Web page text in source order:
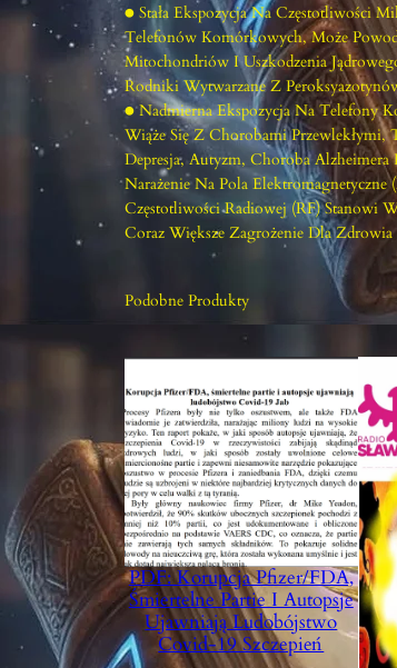
● Stała Ekspozycja Na Częstotliwości
Telefonów Komórkowych, Może
Mitochondriów I Uszkodzenia
Rodniki Wytwarzane Z
● Nadmierna Ekspozycja Na Telefony
Wiąże Się Z Chorobami Przewlekłymi,
Depresja, Autyzm, Choroba Alzheimera
Narażenie Na Pola
Częstotliwości Radiowej (RF) Stanowi
Coraz Większe Zagrożenie Dla Zdrowia
Podobne Produkty
PDF: Korupcja Pfizer/FDA,
Śmiertelne Partie I Autopsje
Ujawniają Ludobójstwo
Covid-19 Szczepień